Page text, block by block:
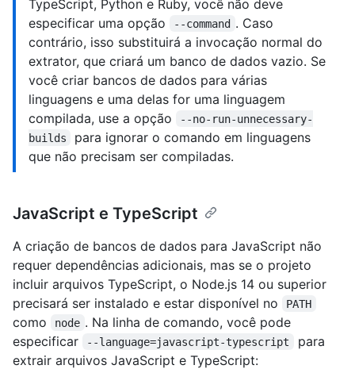
TypeScript, Python e Ruby, você não deve
especificar uma opção
--command . Caso
contrário, isso substituirá a invocação normal do
extrator, que criará um banco de dados vazio. Se
você criar bancos de dados para várias
linguagens e uma delas for uma linguagem
compilada, use a opção
--no-run-unnecessary-
builds
para ignorar o comando em linguagens
que não precisam ser compiladas.
JavaScript e TypeScript
A criação de bancos de dados para JavaScript não
requer dependências adicionais, mas se o projeto
incluir arquivos TypeScript, o Node.js 14 ou superior
precisará ser instalado e estar disponível no
PATH
como node . Na linha de comando, você pode
especificar
--language=javascript-typescript
para
extrair arquivos JavaScript e TypeScript: